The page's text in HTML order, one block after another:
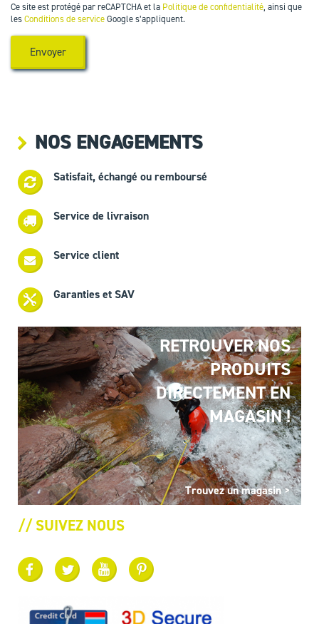
Ce site est protégé par reCAPTCHA et la Politique de confidentialité, ainsi que
lesConditions de serviceGoogle s’appliquent.
NOS ENGAGEMENTS
Satisfait, échangé ou remboursé
Service de livraison
Service client
Garanties et SAV
RETROUVER NOS
PRODUITS
DIRECTEMENT EN
MAGASIN !
Trouvez un magasin >
// SUIVEZ NOUS